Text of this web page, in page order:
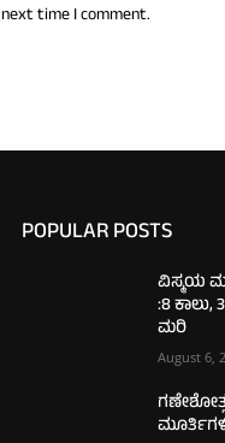
time I comment.
POPULAR POSTS
ವಿಸ್ಮಯ
:8
ಮರಿ
August 6,